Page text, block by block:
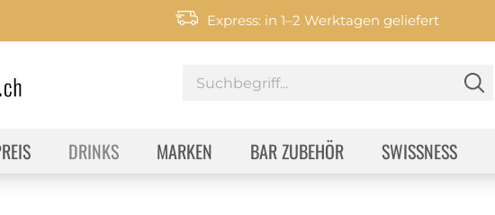
Express: in 1–2 Werktagen geliefert
DRINKS MARKEN BAR ZUBEHÖR SWISSNESS